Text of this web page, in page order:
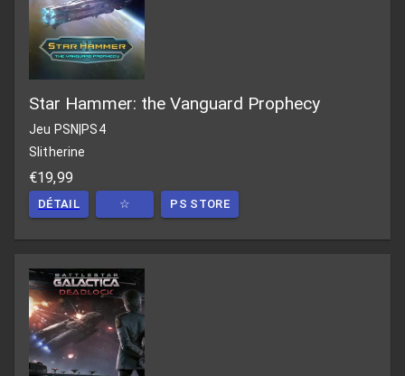
Star Hammer: the Vanguard Prophecy
Jeu PSN PS4
Slitherine
€19,99
DÉTAIL ☆ PS STORE